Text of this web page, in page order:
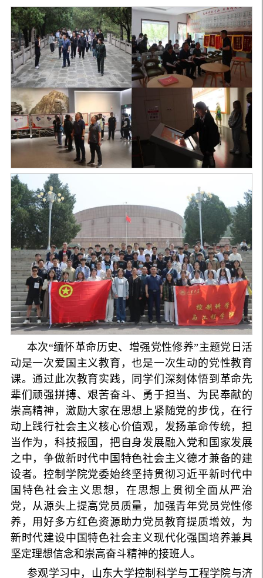
本次“缅怀革命历史、增强党性修养”主题党日活
动是一次爱国主义教育，也是一次生动的党性教育
课。通过此次教育实践，同学们深刻体悟到革命先
辈们顽强拼搏、艰苦奋斗、勇于担当、为民奉献的
崇高精神，激励大家在思想上紧随党的步伐，在行
动上践行社会主义核心价值观，发扬革命传统，担
当作为，科技报国，把自身发展融入党和国家发展
之中，争做新时代中国特色社会主义德才兼备的建
设者。控制学院党委始终坚持贯彻习近平新时代中
国特色社会主义思想，在思想上贯彻全面从严治
党，从源头上提高党员质量，加强青年党员党性修
养，用好多方红色资源助力党员教育提质增效，为
新时代建设中国特色社会主义现代化强国培养兼具
坚定理想信念和崇高奋斗精神的接班人。
参观学习中，山东大学控制科学与工程学院与济